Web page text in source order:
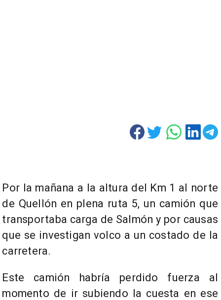
Por la mañana a la altura del Km 1 al norte
de Quellón en plena ruta 5, un camión que
transportaba carga de Salmón y por causas
que se investigan volco a un costado de la
carretera.
Este camión habría perdido fuerza al
momento de ir subiendo la cuesta en ese